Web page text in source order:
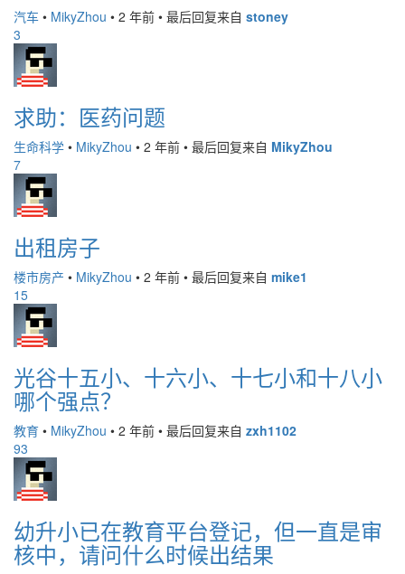
汽车 • MikyZhou • 2 年前 • 最后回复来自 stoney
3
求助：医药问题
生命科学 • MikyZhou • 2 年前 • 最后回复来自 MikyZhou
7
出租房子
楼市房产 • MikyZhou • 2 年前 • 最后回复来自 mike1
15
光谷十五小、十六小、十七小和十八小
哪个强点？
教育 • MikyZhou • 2 年前 • 最后回复来自 zxh1102
93
幼升小已在教育平台登记，但一直是审
核中，请问什么时候出结果